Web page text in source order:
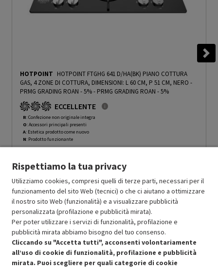
HOTPOINT HOTPOINT FTGHG 641 D/HA(BK) PIANO COTTURA
GAS, 4 ZONE DI COTTURA, DIMENSIONI: L 60 CM, P 51 CM, NERO -
PRMG GRADING ROAN - 5%- PRMG GRADING ROAN - 5%
ECCELLENTE
R: Confezione non originale integra
O: Accessori principali presenti
A: Estetica prodotto come nuovo
N: Prodotto funzionante
Ricondizionato Prezzo ridotto da
806.55a-50%
In Promozione 403.27
Aggiungi al carrello
SCONTO RICONDIZIONATI
Approfitta dello sconto del 50% sul prodotto ricondizionato.
Rispettiamo la tua privacy
Utilizziamo cookies, compresi quelli di terze parti, necessari per il
funzionamento del sito Web (tecnici) o che ci aiutano a ottimizzare
il nostro sito Web (funzionalità) e a visualizzare pubblicità
personalizzata (profilazione e pubblicità mirata).
Per poter utilizzare i servizi di funzionalità, profilazione e
pubblicità mirata abbiamo bisogno del tuo consenso.
Cliccando su "Accetta tutti", acconsenti volontariamente
all’uso di cookie di funzionalità, profilazione e pubblicità
mirata. Puoi scegliere per quali categorie di cookie